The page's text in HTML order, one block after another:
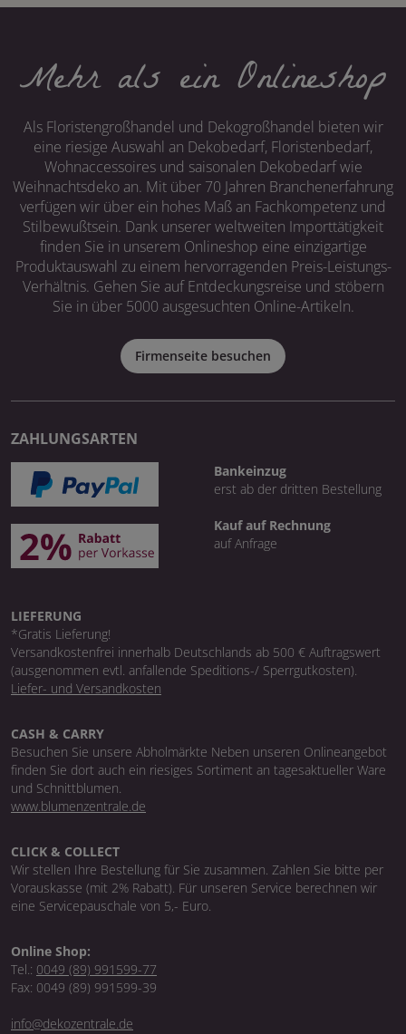
Mehr als ein Onlineshop
Als Floristengroßhandel und Dekogroßhandel bieten wir
eine riesige Auswahl an Dekobedarf, Floristenbedarf,
Wohnaccessoires und saisonalen Dekobedarf wie
Weihnachtsdeko an. Mit über 70 Jahren Branchenerfahrung
verfügen wir über ein hohes Maß an Fachkompetenz und
Stilbewußtsein. Dank unserer weltweiten Importtätigkeit
finden Sie in unserem Onlineshop eine einzigartige
Produktauswahl zu einem hervorragenden Preis-Leistungs-
Verhältnis. Gehen Sie auf Entdeckungsreise und stöbern
Sie in über 5000 ausgesuchten Online-Artikeln.
Firmenseite besuchen
ZAHLUNGSARTEN
Bankeinzug
erst ab der dritten Bestellung
Kauf auf Rechnung
auf Anfrage
LIEFERUNG
*Gratis Lieferung!
Versandkostenfrei innerhalb Deutschlands ab 500 € Auftragswert
(ausgenommen evtl. anfallende Speditions-/ Sperrgutkosten).
Liefer- und Versandkosten
CASH & CARRY
Besuchen Sie unsere Abholmärkte Neben unseren Onlineangebot
finden Sie dort auch ein riesiges Sortiment an tagesaktueller Ware
und Schnittblumen.
www.blumenzentrale.de
CLICK & COLLECT
Wir stellen Ihre Bestellung für Sie zusammen. Zahlen Sie bitte per
Vorauskasse (mit 2% Rabatt). Für unseren Service berechnen wir
eine Servicepauschale von 5,- Euro.
Online Shop:
Tel.: 0049 (89) 991599-77
Fax: 0049 (89) 991599-39
info@dekozentrale.de